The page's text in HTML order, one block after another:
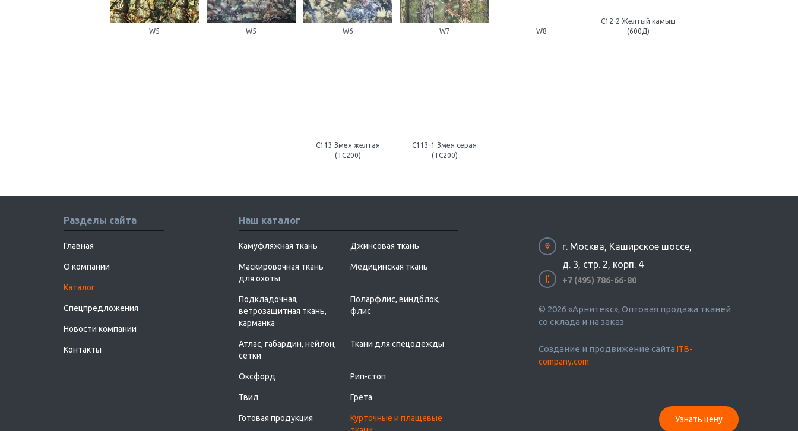
W5 W5 W6 W7 W8
С12-2 Желтый камыш
(600Д)
С113 Змея желтая
(ТС200)
С113-1 Змея серая
(ТС200)
Разделы сайта
Главная
О компании
Каталог
Спецпредложения
Новости компании
Контакты
Наш каталог
Камуфляжная ткань Джинсовая ткань
Маскировочная ткань
для охоты
Медицинская ткань
Подкладочная,
ветрозащитная ткань,
карманка
Поларфлис, виндблок,
флис
Атлас, габардин, нейлон,
сетки
Ткани для спецодежды
Оксфорд Рип-стоп
Твил Грета
Готовая продукция
Курточные и плащевые
г. Москва, Каширское шоссе,
д. 3, стр. 2, корп. 4
+7 (495) 786-66-80
© 2026 «Арнитекс», Оптовая продажа тканей
со склада и на заказ
Создание и продвижение сайта ITB-
company.com
Узнать цену